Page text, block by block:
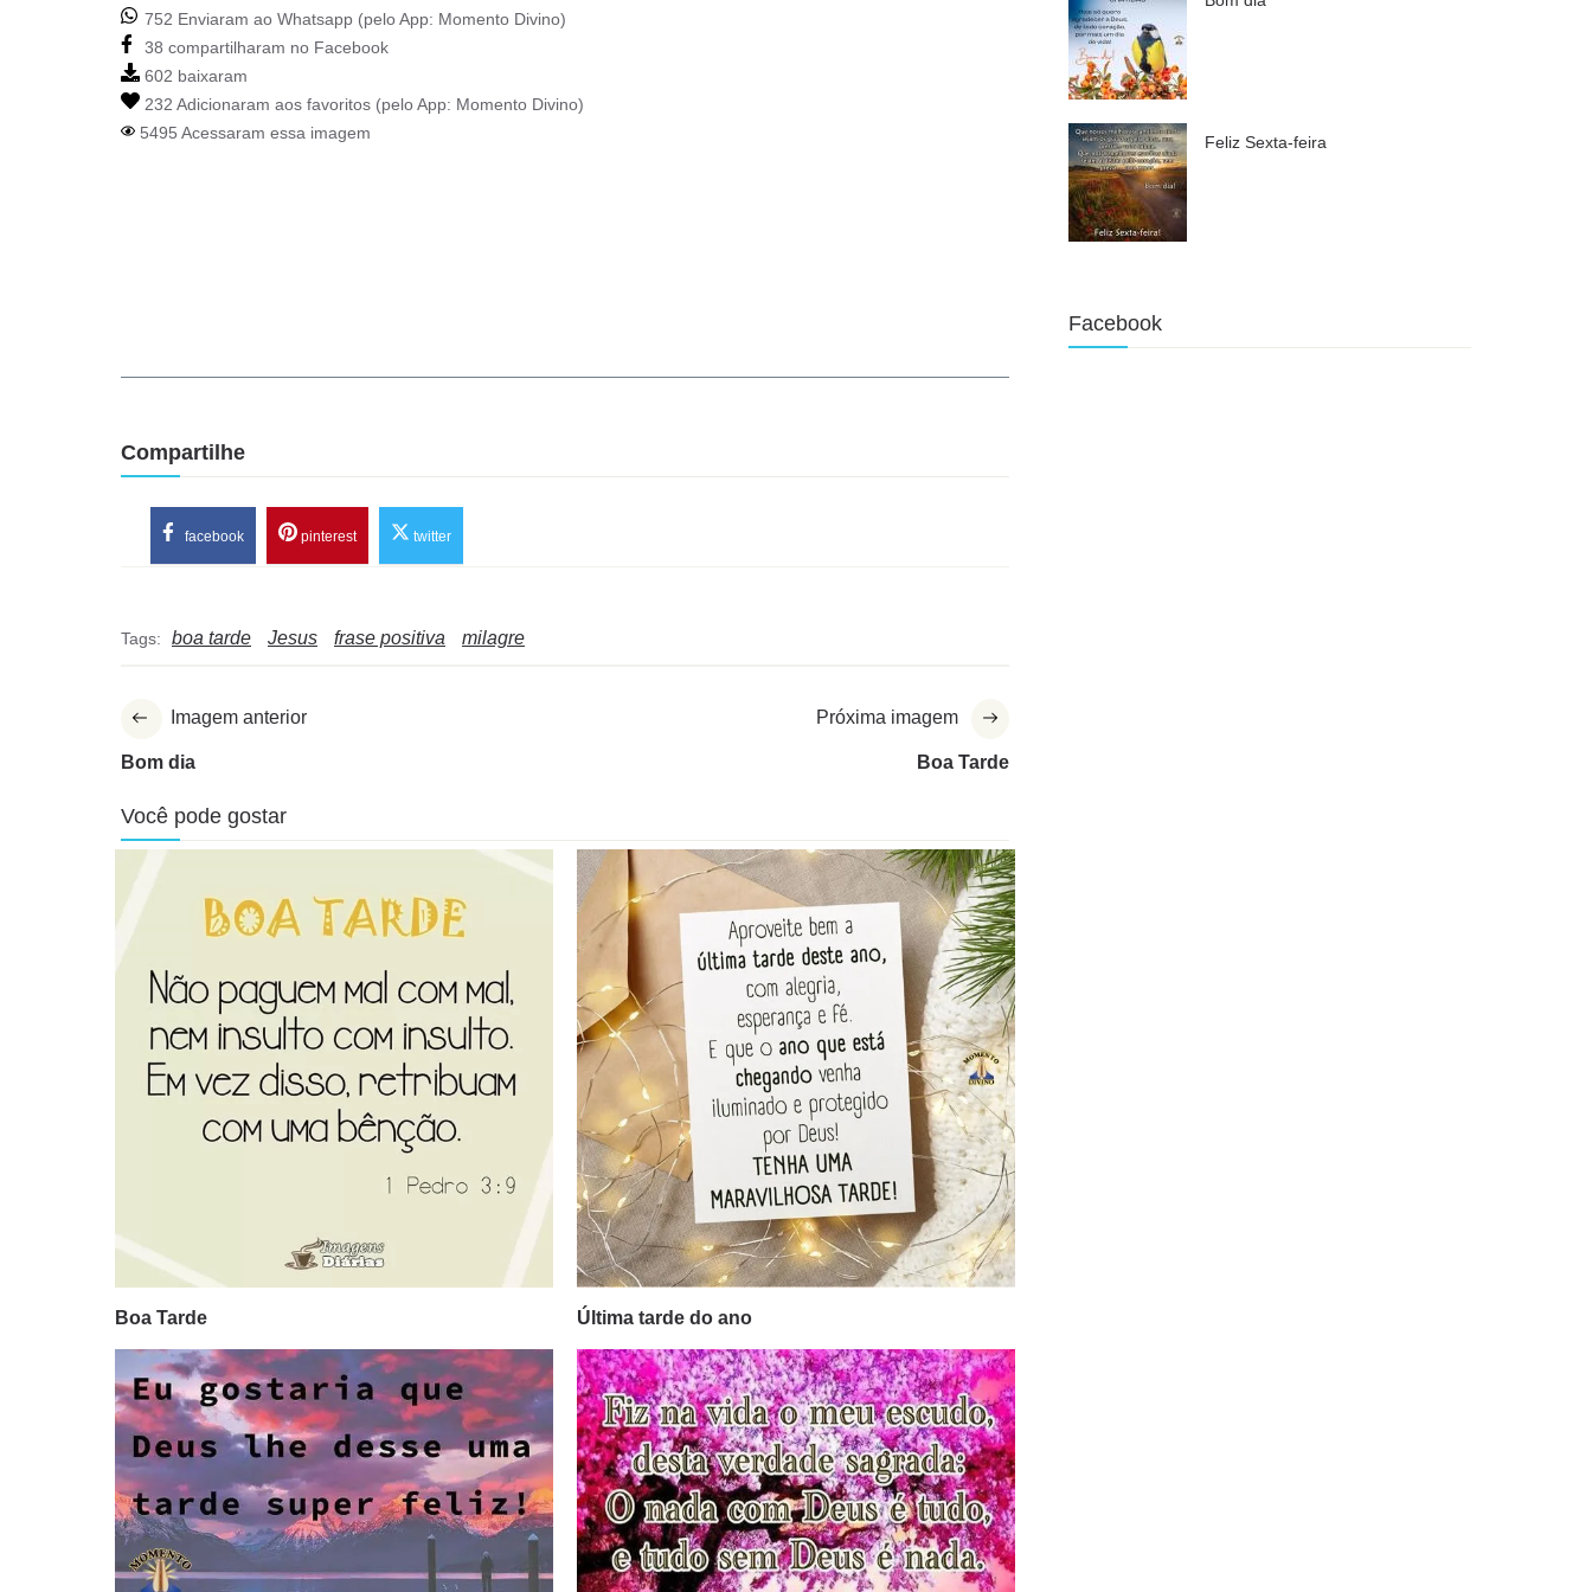
752 Enviaram ao Whatsapp (pelo App: Momento Divino)
38 compartilharam no Facebook
602 baixaram
232 Adicionaram aos favoritos (pelo App: Momento Divino)
5495 Acessaram essa imagem
Compartilhe
facebook pinterest twitter
Tags: boa tarde Jesus frase positiva milagre
Imagem anterior
Bom dia
Próxima imagem
Boa Tarde
Você pode gostar
Boa Tarde Última tarde do ano
Feliz Sexta-feira
Facebook